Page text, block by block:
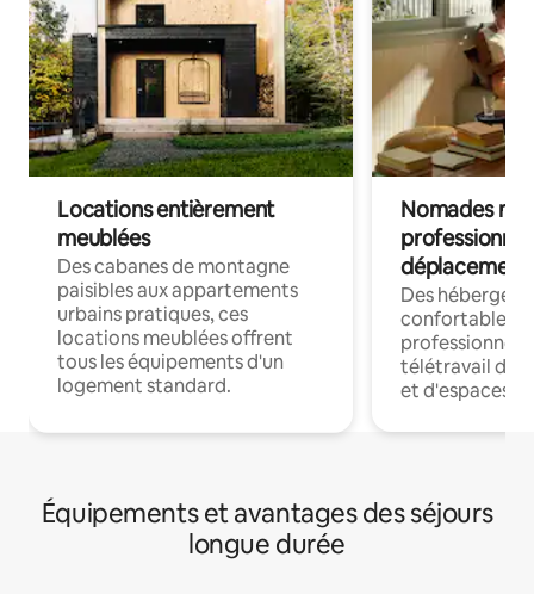
Locations entièrement
meublées
Des cabanes de montagne
paisibles aux appartements
urbains pratiques, ces
locations meublées offrent
tous les équipements d'un
logement standard.
Nomades
déplacement
Des
confortables
professionnels
télétravail
et d'espaces
Équipements et avantages des séjours
longue durée